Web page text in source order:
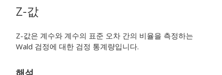
Z-값
Z-값은 계수와 계수의 표준 오차 간의 비율을 측정하는
Wald 검정에 대한 검정 통계량입니다.
해석